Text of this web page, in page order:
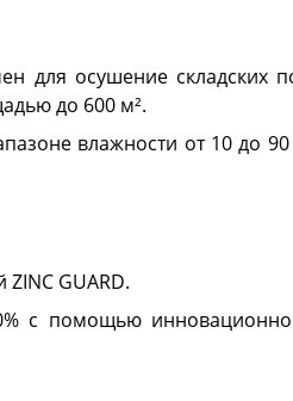
для осушение складских
до 600 м².
влажности от 10 до
GUARD.
с помощью